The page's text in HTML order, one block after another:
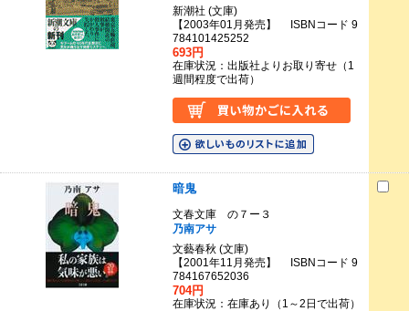
新潮社 (文庫)
【2003年01月発売】 ISBNコード 9
784101425252
693円
在庫状況：出版社よりお取り寄せ（1
週間程度で出荷）
暗鬼
文春文庫 の７ー３
乃南アサ
文藝春秋 (文庫)
【2001年11月発売】 ISBNコード 9
784167652036
704円
在庫状況：在庫あり（1～2日で出荷）